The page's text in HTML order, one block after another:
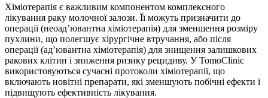
Хіміотерапія є важливим компонентом комплексного
лікування раку молочної залози. Її можуть призначити до
операції (неоад’ювантна хіміотерапія) для зменшення розміру
пухлини, що полегшує хірургічне втручання, або після
операції (ад’ювантна хіміотерапія) для знищення залишкових
ракових клітин і зниження ризику рецидиву. У TomoClinic
використовуються сучасні протоколи хіміотерапії, що
включають новітні препарати, які зменшують побічні ефекти і
підвищують ефективність лікування.